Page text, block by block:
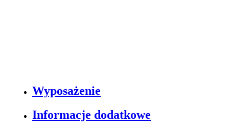
Wyposażenie
Informacje dodatkowe